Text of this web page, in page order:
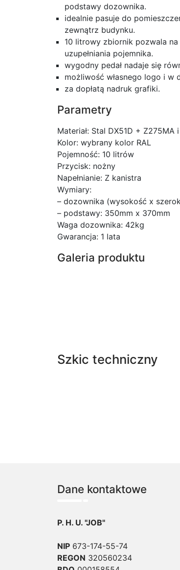
podstawy dozownika.
idealnie pasuje do
zewnątrz budynku.
10 litrowy zbiornik pozwala
uzupełniania pojemnika.
wygodny pedał nadaje się
możliwość własnego logo i w
za dopłatą nadruk grafiki.
Parametry
Materiał: Stal DX51D +
Kolor: wybrany kolor RAL
Pojemność: 10 litrów
Przycisk: nożny
Napełnianie: Z kanistra
Wymiary:
– dozownika (wysokość x
– podstawy: 350mm x 370mm
Waga dozownika: 42kg
Gwarancja: 1 lata
Galeria produktu
Szkic techniczny
Dane kontaktowe
P. H. U. "JOB"
NIP 673-174-55-74
REGON 320560234